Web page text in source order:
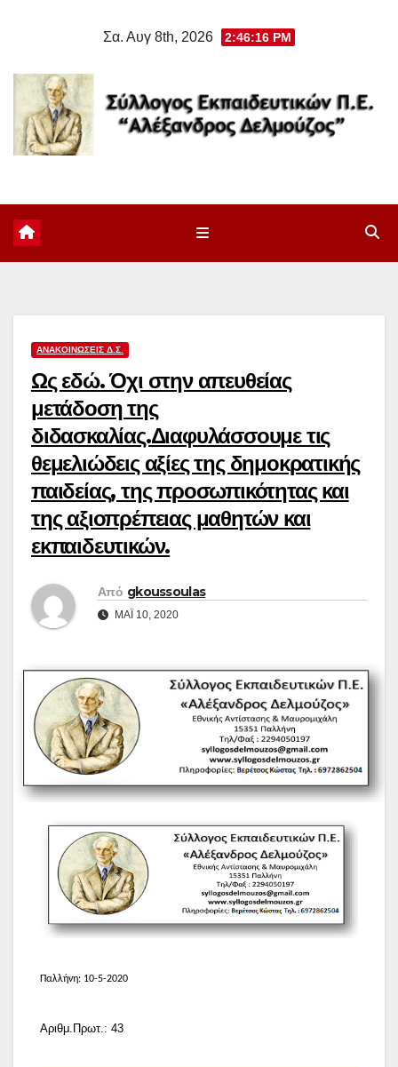
Σα. Αυγ 8th, 2026 2:46:17 PM
ΑΝΑΚΟΙΝΏΣΕΙΣ Δ.Σ.
Ως εδώ. Όχι στην απευθείας
μετάδοση της
διδασκαλίας.Διαφυλάσσουμε τις
θεμελιώδεις αξίες της δημοκρατικής
παιδείας, της προσωπικότητας και
της αξιοπρέπειας μαθητών και
εκπαιδευτικών.
Από gkoussoulas
ΜΆΙ 10, 2020
Παλλήνη: 10-5-2020
Αριθμ.Πρωτ.: 43